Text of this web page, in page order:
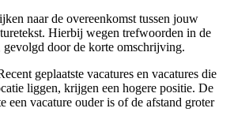
naar de overeenkomst tussen jouw
Hierbij wegen trefwoorden in de
gevolgd door de korte omschrijving.
geplaatste vacatures en vacatures die
liggen, krijgen een hogere positie. De
een vacature ouder is of de afstand groter